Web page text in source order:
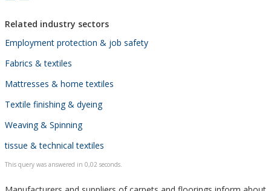
Related industry sectors
Employment protection & job safety
Fabrics & textiles
Mattresses & home textiles
Textile finishing & dyeing
Weaving & Spinning
tissue & technical textiles
This query was answered in 0,02 seconds.